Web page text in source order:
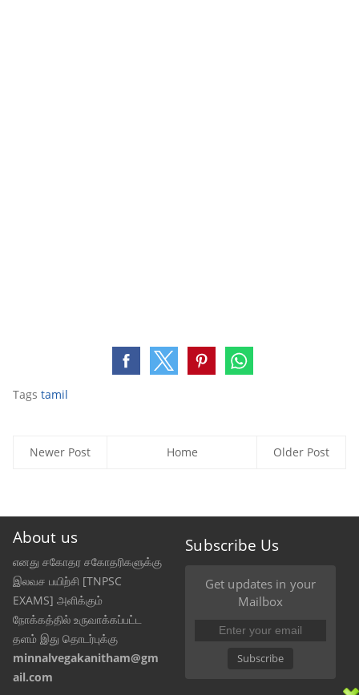
Tags tamil
Newer Post Older Post
Home
About us
எனது சகோதர சகோதரிகளுக்கு
இலவச பயிற்சி [TNPSC
EXAMS] அளிக்கும்
நோக்கத்தில் உருவாக்கப்பட்ட
தளம் இது தொடர்புக்கு
minnalvegakanitham@gm
ail.com
Subscribe Us
Get updates in your
Mailbox
Subscribe